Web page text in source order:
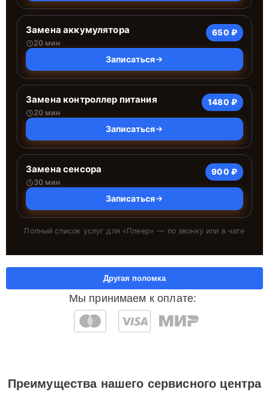
Замена аккумулятора
20 мин
650 ₽
Записаться
Замена контроллер питания
20 мин
1480 ₽
Записаться
Замена сенсора
30 мин
900 ₽
Записаться
Полный список услуг для «Плеер» — по звонку или в чате
Мы принимаем к оплате:
Другая поломка
Преимущества нашего сервисного центра